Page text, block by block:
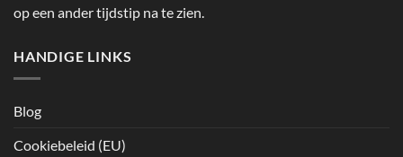
op een ander tijdstip na te zien.
HANDIGE LINKS
Blog
Cookiebeleid (EU)